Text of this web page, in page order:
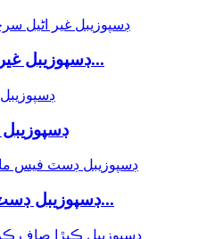
ڊسپوزيبل غير اڻيل سرجيڪا...
ڊسپوزيبل ڊسٽ فيس ماسڪ...